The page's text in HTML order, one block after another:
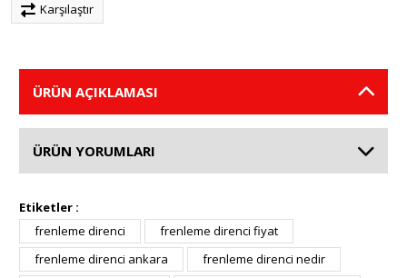
Karşılaştır
ÜRÜN AÇIKLAMASI
ÜRÜN YORUMLARI
Etiketler :
frenleme direnci
frenleme direnci fiyat
frenleme direnci ankara
frenleme direnci nedir